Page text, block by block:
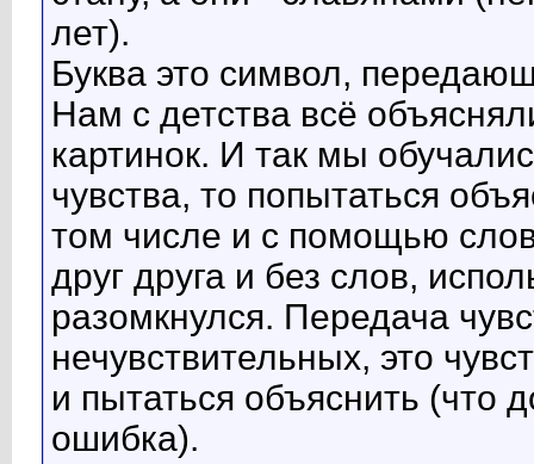
лет).
Буква это символ,
Нам с детства всё
картинок. И так мы
чувства, то попытаться
том числе и с помощью
друг друга и без слов,
разомкнулся. Передача
нечувствительных, это
и пытаться объяснить (что
ошибка).